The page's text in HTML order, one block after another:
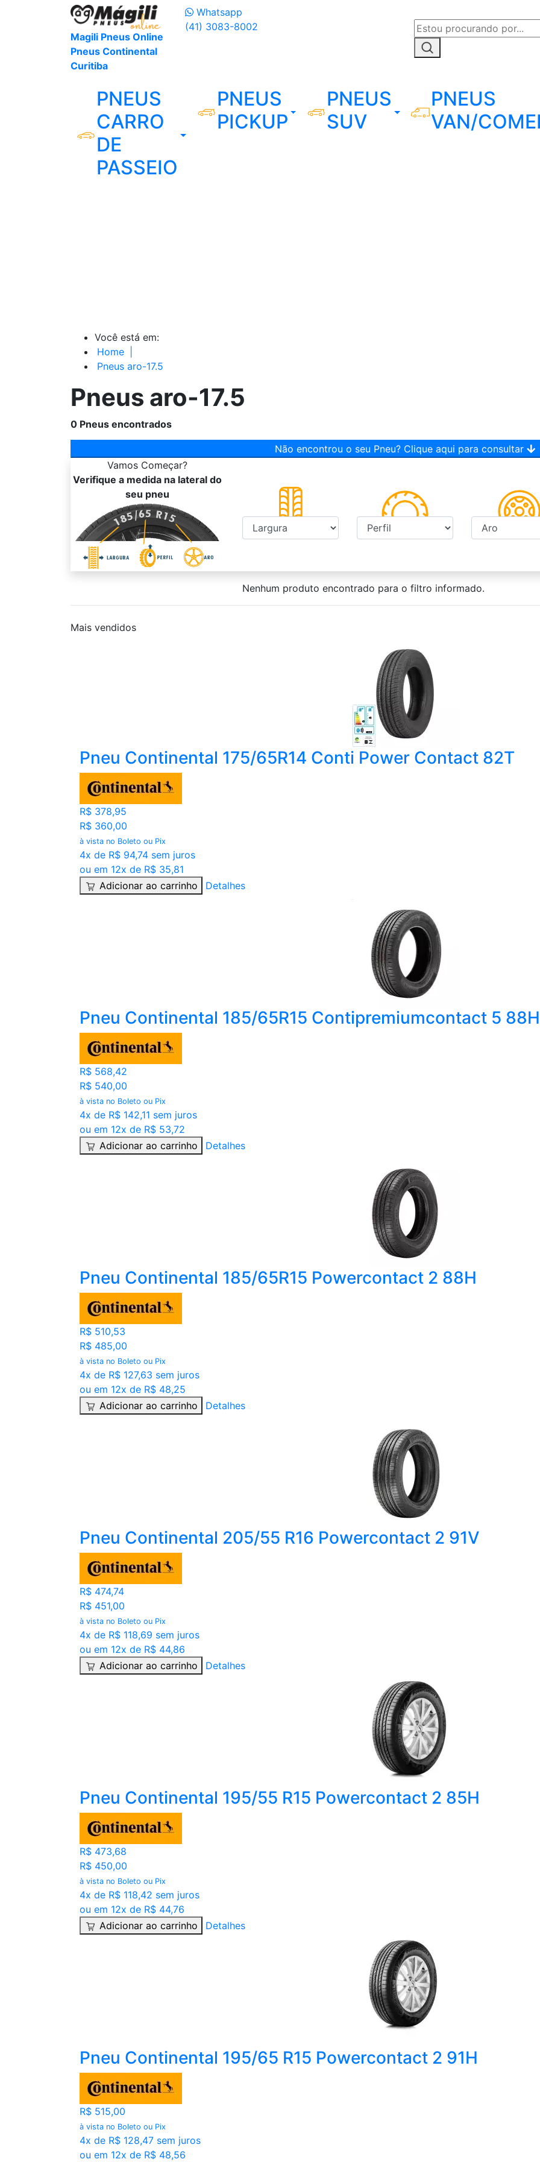
Magili Pneus Online
Pneus Continental
Curitiba
Whatsapp
(41) 3083-8002
PNEUS
CARRO
DE
PASSEIO
PNEUS
PICKUP
PNEUS
SUV
PNEUS
VAN/
Você está em:
Home
Pneus aro-17.5
Pneus aro-17.5
0 Pneus encontrados
Não encontrou o seu Pneu? Clique aqui para consultar
Vamos Começar?
Verifique a medida na lateral do
seu pneu
Nenhum produto encontrado para o filtro informado.
Mais vendidos
Pneu Continental 175/65R14 Conti Power Contact 82T
R$ 378,95
R$ 360,00
à vista no Boleto ou Pix
4x de R$ 94,74 sem juros
ou em 12x de R$ 35,81
Adicionar ao carrinho
Detalhes
Pneu Continental 185/65R15 Contipremiumcontact 5 88H
R$ 568,42
R$ 540,00
à vista no Boleto ou Pix
4x de R$ 142,11 sem juros
ou em 12x de R$ 53,72
Adicionar ao carrinho
Detalhes
Pneu Continental 185/65R15 Powercontact 2 88H
R$ 510,53
R$ 485,00
à vista no Boleto ou Pix
4x de R$ 127,63 sem juros
ou em 12x de R$ 48,25
Adicionar ao carrinho
Detalhes
Pneu Continental 205/55 R16 Powercontact 2 91V
R$ 474,74
R$ 451,00
à vista no Boleto ou Pix
4x de R$ 118,69 sem juros
ou em 12x de R$ 44,86
Adicionar ao carrinho
Detalhes
Pneu Continental 195/55 R15 Powercontact 2 85H
R$ 473,68
R$ 450,00
à vista no Boleto ou Pix
4x de R$ 118,42 sem juros
ou em 12x de R$ 44,76
Adicionar ao carrinho
Detalhes
Pneu Continental 195/65 R15 Powercontact 2 91H
R$ 515,00
à vista no Boleto ou Pix
4x de R$ 128,47 sem juros
ou em 12x de R$ 48,56